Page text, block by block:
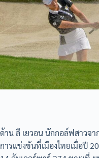
ด้าน ลี เยวอน นักกอล์ฟสาวจา
การแข่งขันที่เมืองไทยเมื่อปี